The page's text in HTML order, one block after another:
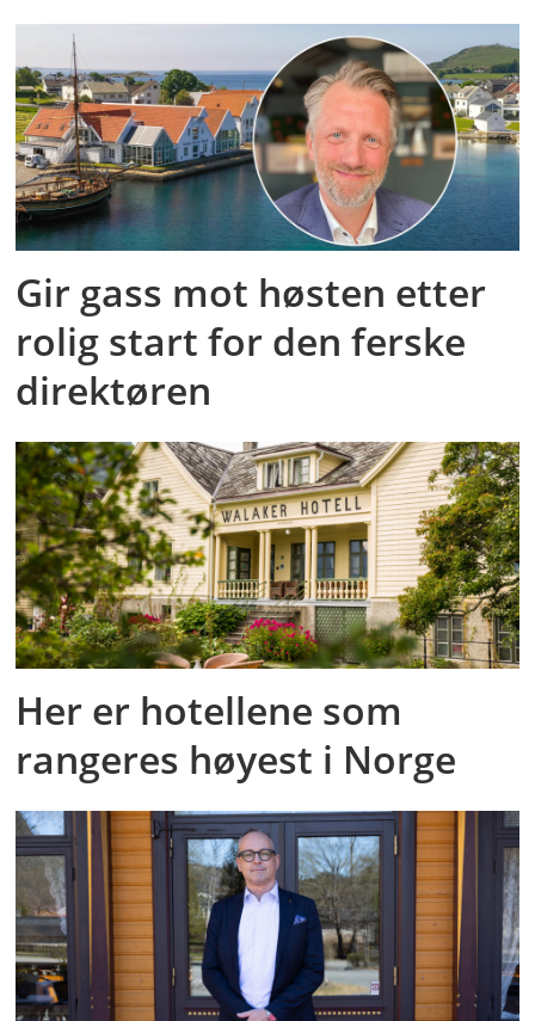
Gir gass mot høsten etter
rolig start for den ferske
direktøren
Her er hotellene som
rangeres høyest i Norge